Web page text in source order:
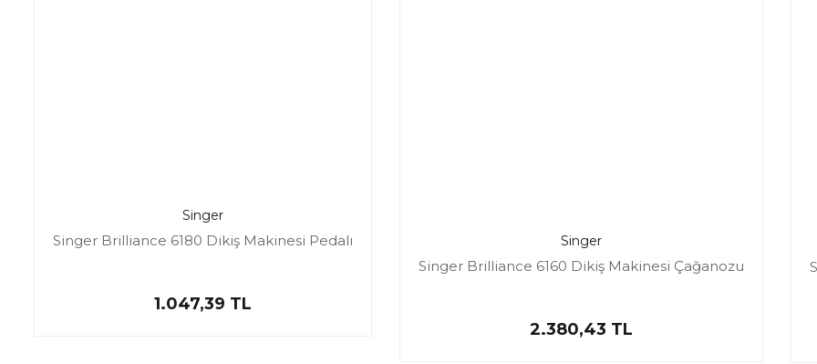
Singer
Singer Brilliance 6180 Dikiş Makinesi Pedalı
1.047,39 TL
Singer
Singer Brilliance 6160 Dikiş Makinesi Çağanozu
2.380,43 TL